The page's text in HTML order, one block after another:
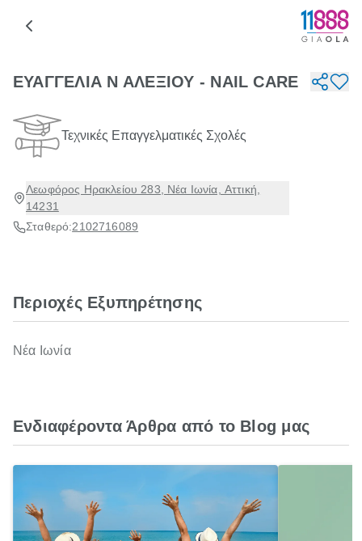
ΕΥΑΓΓΕΛΙΑ Ν ΑΛΕΞΙΟΥ - NAIL CARE
Τεχνικές Επαγγελματικές Σχολές
Λεωφόρος Ηρακλείου 283, Νέα Ιωνία, Αττική,
14231
Σταθερό:2102716089
Περιοχές Εξυπηρέτησης
Νέα Ιωνία
Ενδιαφέροντα Άρθρα από το Blog μας